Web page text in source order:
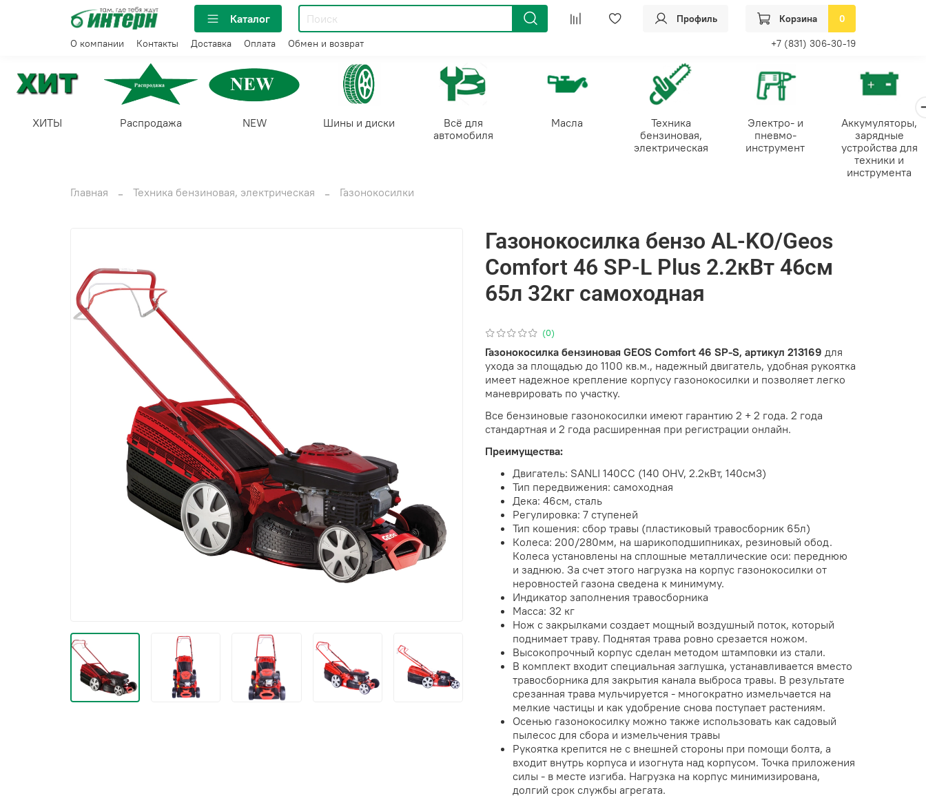
Каталог Профиль Корзина 0
О компании Контакты Доставка Оплата Обмен и возврат +7 (831) 306-30-19
ХИТЫ Распродажа NEW Шины и диски
Всё для
автомобиля
Масла
Техника
бензиновая,
электрическая
Электро- и
пневмо-
инструмент
Аккумуляторы,
зарядные
устройства для
техники и
инструмента
Главная
Техника бензиновая, электрическая Газонокосилки
(0)
Газонокосилка бензо AL-KO/Geos
Comfort 46 SP-L Plus 2.2кВт 46см
65л 32кг самоходная
Газонокосилка бензиновая GEOS Comfort 46 SP-S, артикул 213169 для
ухода за площадью до 1100 кв.м., надежный двигатель, удобная рукоятка
имеет надежное крепление корпусу газонокосилки и позволяет легко
маневрировать по участку.
Все бензиновые газонокосилки имеют гарантию 2 + 2 года. 2 года
стандартная и 2 года расширенная при регистрации онлайн.
Преимущества:
Двигатель: SANLI 140CC (140 OHV, 2.2кВт, 140см3)
Тип передвижения: самоходная
Дека: 46см, сталь
Регулировка: 7 ступеней
Тип кошения: сбор травы (пластиковый травосборник 65л)
Колеса: 200/280мм, на шарикоподшипниках, резиновый обод.
Колеса установлены на сплошные металлические оси: переднюю
и заднюю. За счет этого нагрузка на корпус газонокосилки от
неровностей газона сведена к минимуму.
Индикатор заполнения травосборника
Масса: 32 кг
Нож с закрылками создает мощный воздушный поток, который
поднимает траву. Поднятая трава ровно срезается ножом.
Высокопрочный корпус сделан методом штамповки из стали.
В комплект входит специальная заглушка, устанавливается вместо
травосборника для закрытия канала выброса травы. В результате
срезанная трава мульчируется - многократно измельчается на
мелкие частицы и как удобрение снова поступает растениям.
Осенью газонокосилку можно также использовать как садовый
пылесос для сбора и измельчения травы
Рукоятка крепится не с внешней стороны при помощи болта, а
входит внутрь корпуса и изогнута над корпусом. Точка приложения
силы - в месте изгиба. Нагрузка на корпус минимизирована,
долгий срок службы агрегата.